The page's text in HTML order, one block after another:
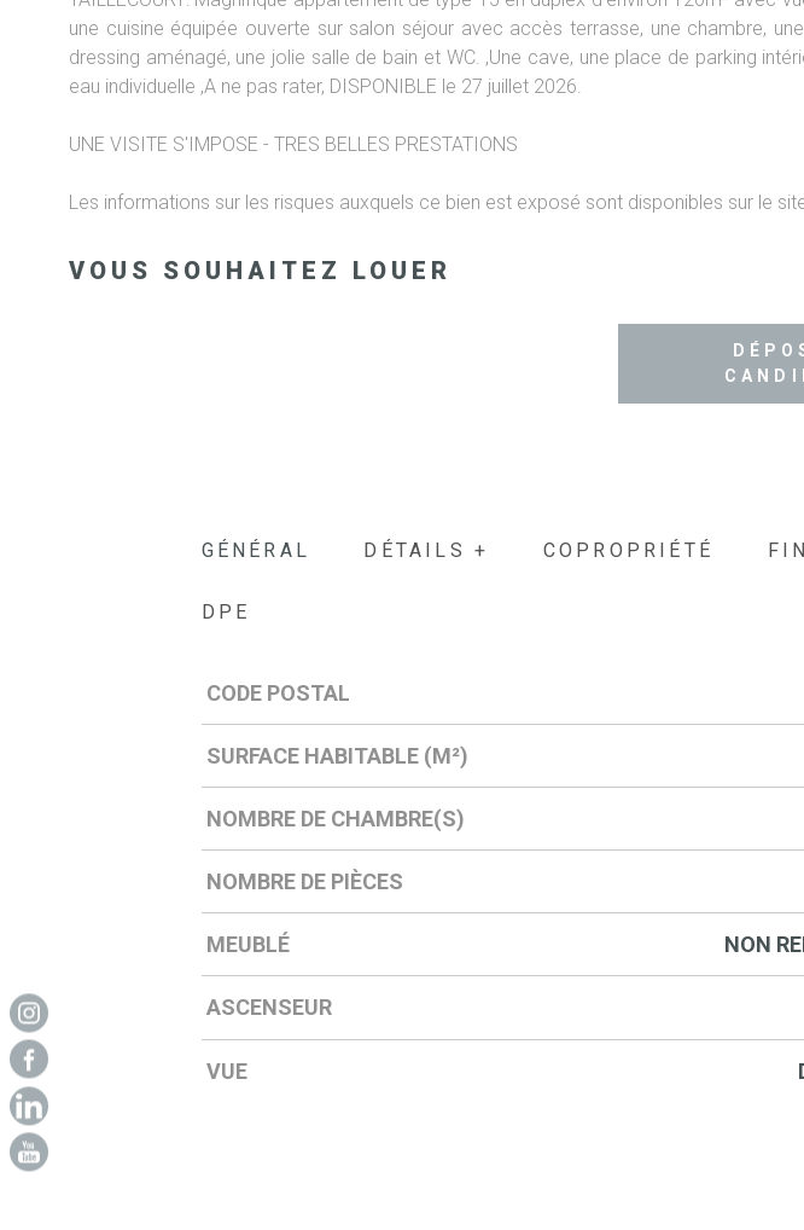
une cuisine équipée ouverte sur salon séjour avec accès terrasse, une chambre,
dressing aménagé, une jolie salle de bain et WC. ,Une cave, une place de parking
eau individuelle ,A ne pas rater, DISPONIBLE le 27 juillet 2026.
UNE VISITE S'IMPOSE - TRES BELLES PRESTATIONS
Les informations sur les risques auxquels ce bien est exposé sont disponibles sur le
VOUS SOUHAITEZ LOUER
GÉNÉRAL DÉTAILS + COPROPRIÉTÉ
DPE
Caractérisque Valeurs
CODE POSTAL
SURFACE HABITABLE (M²)
NOMBRE DE CHAMBRE(S)
NOMBRE DE PIÈCES
MEUBLÉ NON
ASCENSEUR
VUE